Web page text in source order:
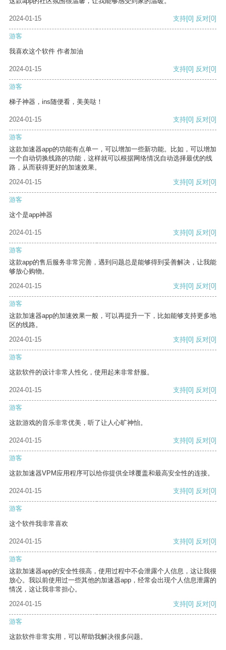
2024-01-15 支持[0] 反对[0]
游客
我喜欢这个软件 作者加油
2024-01-15 支持[0] 反对[0]
游客
梯子神器，ins随便看，美美哒！
2024-01-15 支持[0] 反对[0]
游客
这款加速器app的功能有点单一，可以增加一些新功能。比如，可以增加
一个自动切换线路的功能，这样就可以根据网络情况自动选择最优的线
路，从而获得更好的加速效果。
2024-01-15
支持[0] 反对[0]
游客
这个是app神器
2024-01-15 支持[0] 反对[0]
游客
这款app的售后服务非常完善，遇到问题总是能够得到妥善解决，让我能
够放心购物。
2024-01-15
支持[0] 反对[0]
游客
这款加速器app的加速效果一般，可以再提升一下，比如能够支持更多地
区的线路。
2024-01-15
支持[0] 反对[0]
游客
这款软件的设计非常人性化，使用起来非常舒服。
2024-01-15 支持[0] 反对[0]
游客
这款游戏的音乐非常优美，听了让人心旷神怡。
2024-01-15 支持[0] 反对[0]
游客
这款加速器VPM应用程序可以给你提供全球覆盖和最高安全性的连接。
2024-01-15 支持[0] 反对[0]
游客
这个软件我非常喜欢
2024-01-15 支持[0] 反对[0]
游客
这款加速器app的安全性很高，使用过程中不会泄露个人信息，这让我很
放心。我以前使用过一些其他的加速器app，经常会出现个人信息泄露的
情况，这让我非常担心。
2024-01-15
支持[0] 反对[0]
游客
这款软件非常实用，可以帮助我解决很多问题。